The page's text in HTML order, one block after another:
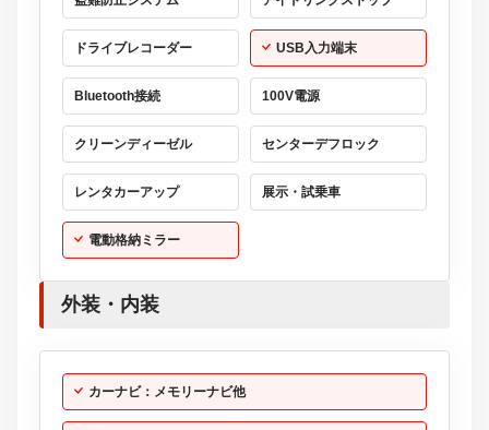
ドライブレコーダー USB入力端末
Bluetooth接続 100V電源
クリーンディーゼル センターデフロック
レンタカーアップ 展示・試乗車
電動格納ミラー
外装・内装
カーナビ：メモリーナビ他